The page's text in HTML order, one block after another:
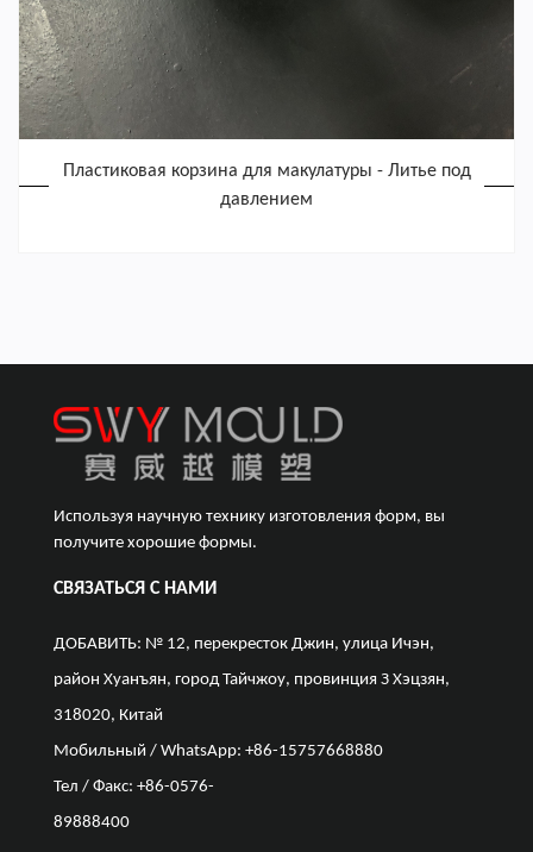
Пластиковая корзина для макулатуры - Литье под
давлением
Используя научную технику изготовления форм, вы
получите хорошие формы.
СВЯЗАТЬСЯ С НАМИ
ДОБАВИТЬ: № 12, перекресток Джин, улица Ичэн,
район Хуанъян, город Тайчжоу, провинция З Хэцзян,
318020, Китай
Мобильный / WhatsApp: +86-15757668880
Тел / Факс: +86-0576-
89888400